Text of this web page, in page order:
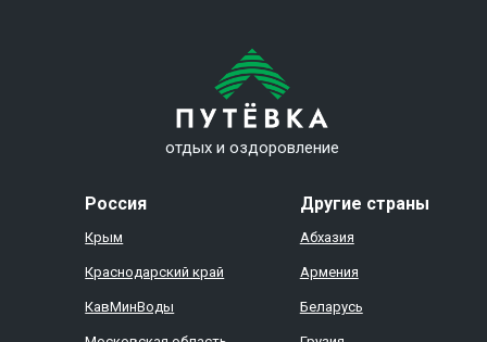
отдых и оздоровление
Россия
Крым
Краснодарский край
КавМинВоды
Другие страны
Абхазия
Армения
Беларусь